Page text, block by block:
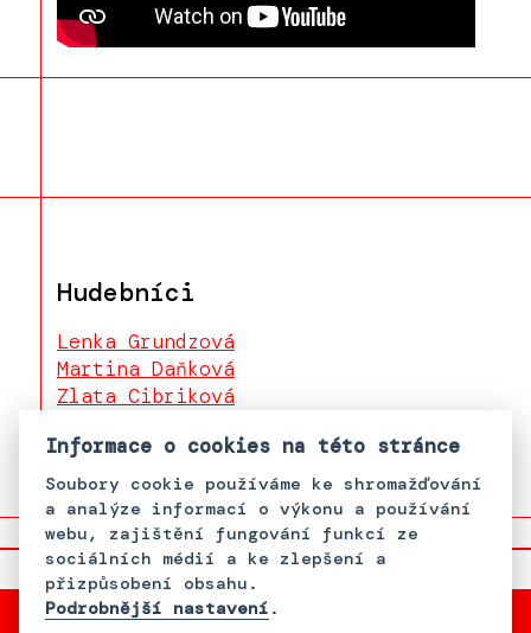
Hudebníci
Lenka Grundzová
Martina Daňková
Zlata Cibriková
Informace o cookies na této stránce
Soubory cookie používáme ke shromažďování
a analýze informací o výkonu a používání
webu, zajištění fungování funkcí ze
sociálních médií a ke zlepšení a
přizpůsobení obsahu.
Podrobnější nastavení .